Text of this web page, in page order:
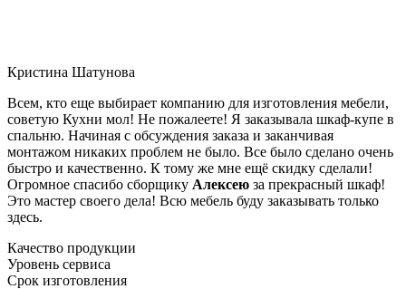
Кристина Шатунова
Всем, кто еще выбирает компанию для изготовления мебели,
советую Кухни мол! Не пожалеете! Я заказывала шкаф-купе в
спальню. Начиная с обсуждения заказа и заканчивая
монтажом никаких проблем не было. Все было сделано очень
быстро и качественно. К тому же мне ещё скидку сделали!
Огромное спасибо сборщику Алексею за прекрасный шкаф!
Это мастер своего дела! Всю мебель буду заказывать только
здесь.
Качество продукции
Уровень сервиса
Срок изготовления